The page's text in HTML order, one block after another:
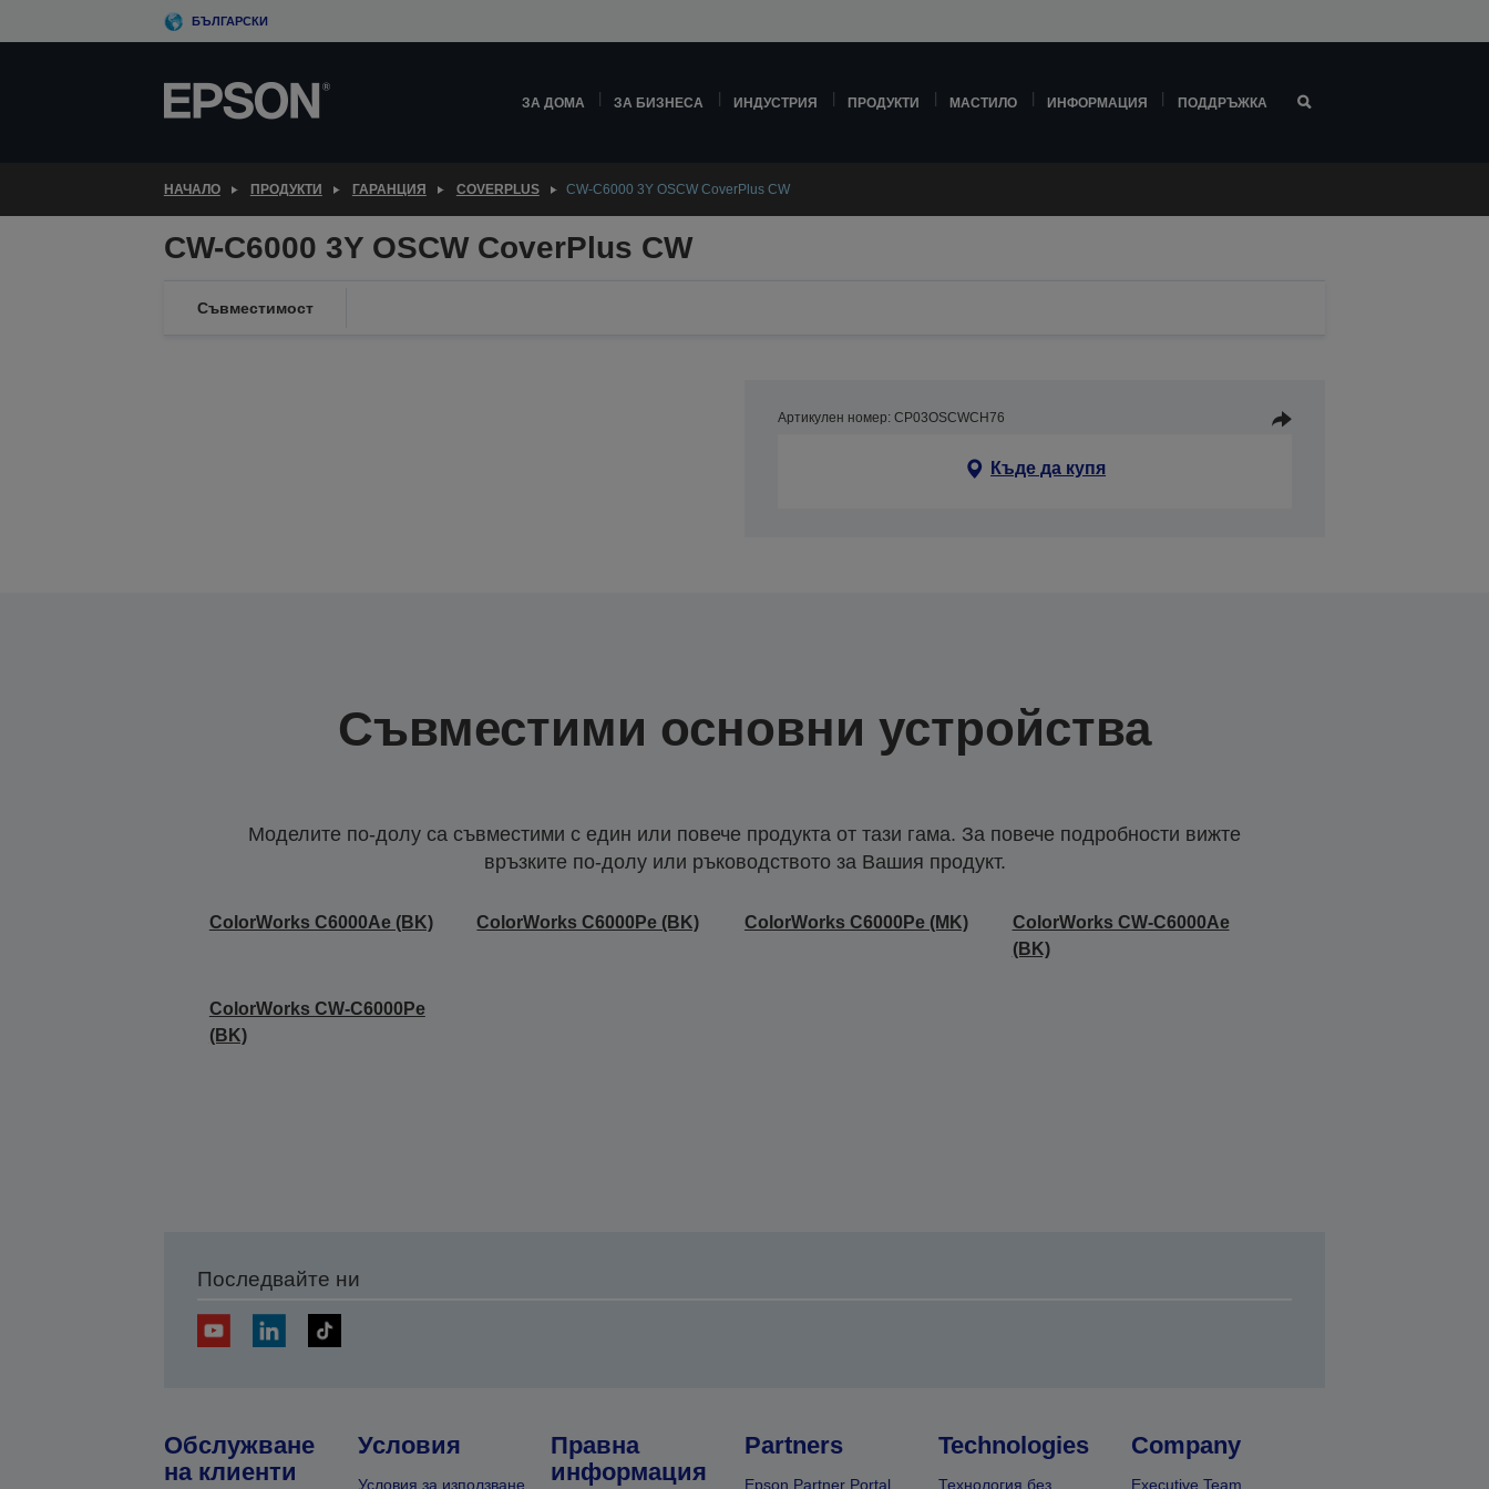
to
БЪЛГАРСКИ
ЗА ДОМА ЗА БИЗНЕСА ИНДУСТРИЯ ПРОДУКТИ МАСТИЛО ИНФОРМАЦИЯ ПОДДРЪЖКА
НАЧАЛО ПРОДУКТИ ГАРАНЦИЯ COVERPLUS CW-C6000 3Y OSCW CoverPlus CW
CW-C6000 3Y OSCW CoverPlus CW
Съвместимост
Артикулен номер: CP03OSCWCH76
Къде да купя
Съвместими основни устройства
Моделите по-долу са съвместими с един или повече продукта от тази гама. За повече подробности вижте
връзките по-долу или ръководството за Вашия продукт.
ColorWorks C6000Ae (BK) ColorWorks C6000Pe (BK) ColorWorks C6000Pe (MK)
ColorWorks CW-C6000Ae
(BK)
ColorWorks CW-C6000Pe
(BK)
Последвайте ни
Обслужване
на клиенти
Условия
Условия за използване
Правна
информация
Partners
Epson Partner Portal
Technologies
Технология без
Company
Executive Team